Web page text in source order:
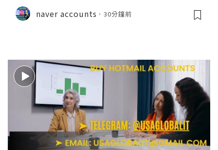
naver accounts 30分鐘前